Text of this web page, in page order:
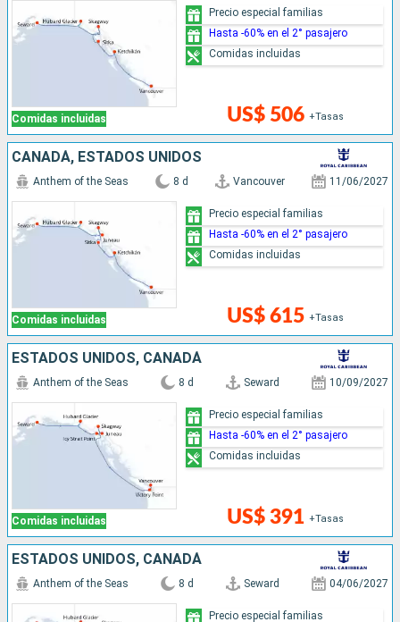
Comidas incluidas US$ 506 +Tasas
Precio especial familias
Hasta -60% en el 2° pasajero
Comidas incluidas
CANADÁ, ESTADOS UNIDOS
Comidas incluidas
Anthem of the Seas 8 d Vancouver 11/06/2027
US$ 615 +Tasas
Precio especial familias
Hasta -60% en el 2° pasajero
Comidas incluidas
ESTADOS UNIDOS, CANADÁ
Comidas incluidas
Anthem of the Seas 8 d Seward 10/09/2027
US$ 391 +Tasas
Precio especial familias
Hasta -60% en el 2° pasajero
Comidas incluidas
ESTADOS UNIDOS, CANADÁ
Anthem of the Seas 8 d Seward 04/06/2027
Precio especial familias